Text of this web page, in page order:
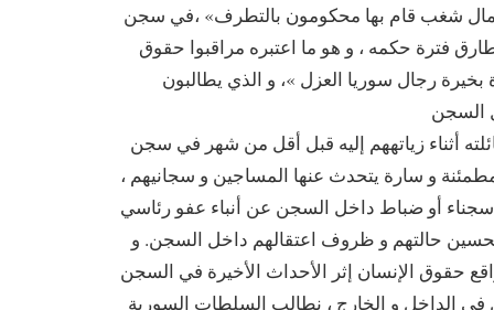
شغب قام بها محكومون بالتطرف» ،في سجن
فترة حكمه ، و هو ما اعتبره مراقبوا حقوق
رجال سوريا العزل »، و الذي يطالبون
أثناء زياتههم إليه قبل أقل من شهر في سجن
مطمئنة و سارة يتحدث عنها المساجين و سجانيهم ،
أو ضباط داخل السجن عن أنباء عفو رئاسي
حالتهم و ظروف اعتقالهم داخل السجن. و
الداخل و الخارج ، نطالب السلطات السورية